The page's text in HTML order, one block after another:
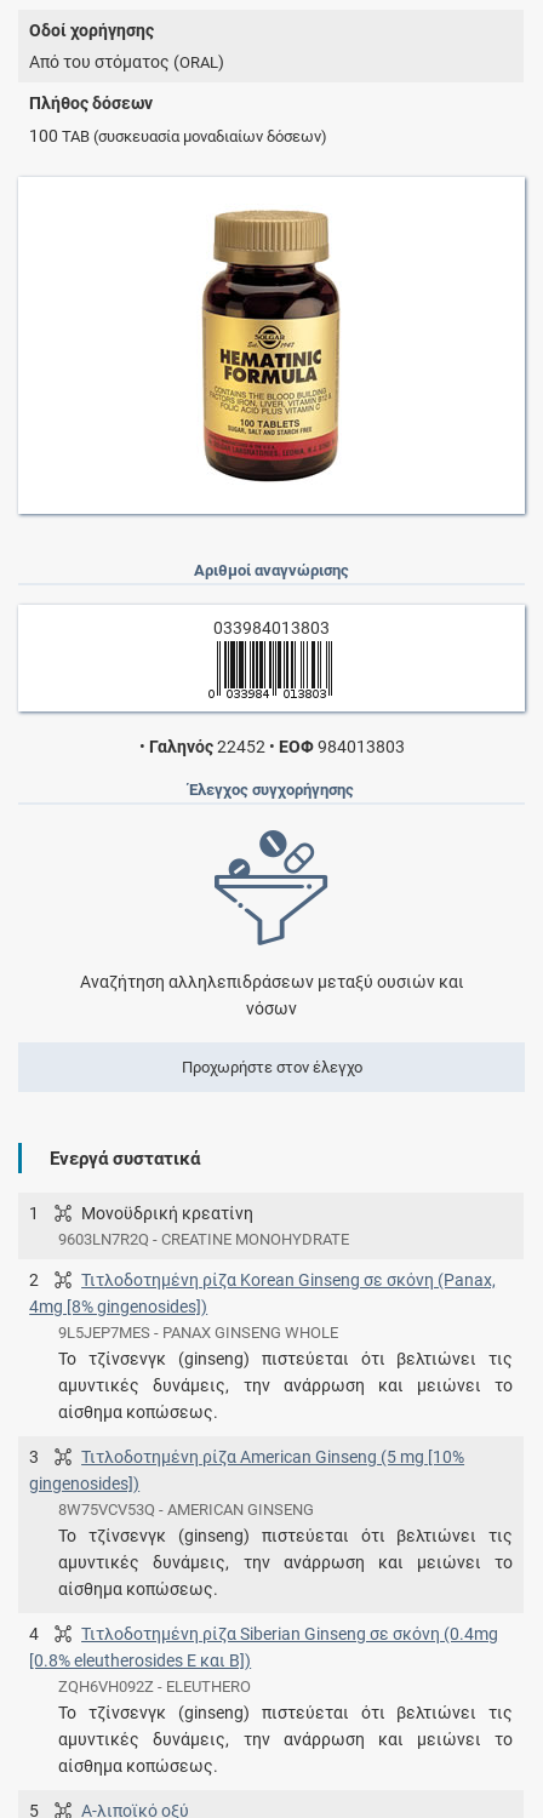
Οδοί χορήγησης
Από του στόματος (ORAL)
Πλήθος δόσεων
100TAB (συσκευασία μοναδιαίων δόσεων)
Αριθμοί αναγνώρισης
033984013803
• Γαληνός22452 • ΕΟΦ984013803
Έλεγχος συγχορήγησης
Αναζήτηση αλληλεπιδράσεων μεταξύ ουσιών και
νόσων
Προχωρήστε στον έλεγχο
Ενεργά συστατικά
1 Μονοϋδρική κρεατίνη
9603LN7R2Q - CREATINE MONOHYDRATE
2
Τιτλοδοτημένη ρίζα Korean Ginseng σε σκόνη (Panax,
4mg [8% gingenosides])
9L5JEP7MES - PANAX GINSENG WHOLE
Το τζίνσενγκ (ginseng) πιστεύεται ότι βελτιώνει τις
αμυντικές δυνάμεις, την ανάρρωση και μειώνει το
αίσθημα κοπώσεως.
3
Τιτλοδοτημένη ρίζα American Ginseng (5 mg [10%
gingenosides])
8W75VCV53Q - AMERICAN GINSENG
Το τζίνσενγκ (ginseng) πιστεύεται ότι βελτιώνει τις
αμυντικές δυνάμεις, την ανάρρωση και μειώνει το
αίσθημα κοπώσεως.
4
Τιτλοδοτημένη ρίζα Siberian Ginseng σε σκόνη (0.4mg
[0.8% eleutherosides E και Β])
ZQH6VH092Z - ELEUTHERO
Το τζίνσενγκ (ginseng) πιστεύεται ότι βελτιώνει τις
αμυντικές δυνάμεις, την ανάρρωση και μειώνει το
αίσθημα κοπώσεως.
5 Α-λιποϊκό οξύ